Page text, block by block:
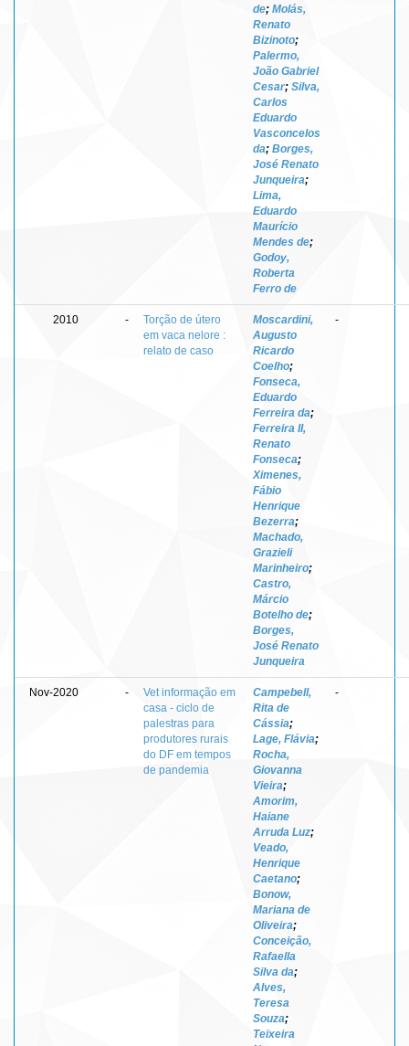
de; Molás,
Renato
Bizinoto;
Palermo,
João Gabriel
Cesar; Silva,
Carlos
Eduardo
Vasconcelos
da; Borges,
José Renato
Junqueira;
Lima,
Eduardo
Maurício
Mendes de;
Godoy,
Roberta
Ferro de
2010 -
Torção de útero
em vaca nelore :
relato de caso
Moscardini,
Augusto
Ricardo
Coelho;
Fonseca,
Eduardo
Ferreira da;
Ferreira II,
Renato
Fonseca;
Ximenes,
Fábio
Henrique
Bezerra;
Machado,
Grazieli
Marinheiro;
Castro,
Márcio
Botelho de;
Borges,
José Renato
Junqueira
-
Nov-2020 -
Vet informação em
casa - ciclo de
palestras para
produtores rurais
do DF em tempos
de pandemia
Campebell,
Rita de
Cássia;
Lage, Flávia;
Rocha,
Giovanna
Vieira;
Amorim,
Haiane
Arruda Luz;
Veado,
Henrique
Caetano;
Bonow,
Mariana de
Oliveira;
Conceição,
Rafaella
Silva da;
Alves,
Teresa
Souza;
Teixeira
-